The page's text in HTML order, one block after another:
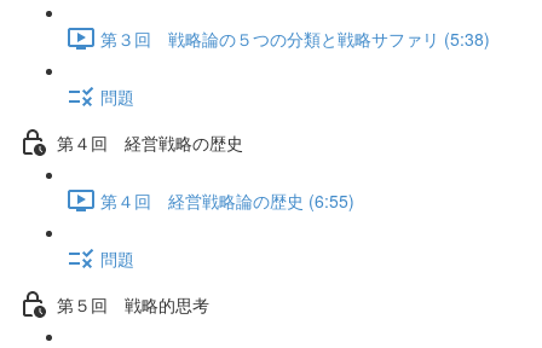
第３回 戦略論の５つの分類と戦略サファリ (5:38)
問題
第４回 経営戦略の歴史
第４回 経営戦略論の歴史 (6:55)
問題
第５回 戦略的思考